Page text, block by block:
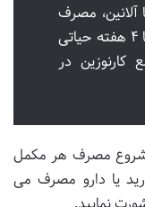
آلانین، مصرف
منظم و پیوسته آن برای حداقل ۲ تا ۴ هفته حیاتی
در
شروع مصرف هر مکمل
یا دارو مصرف می